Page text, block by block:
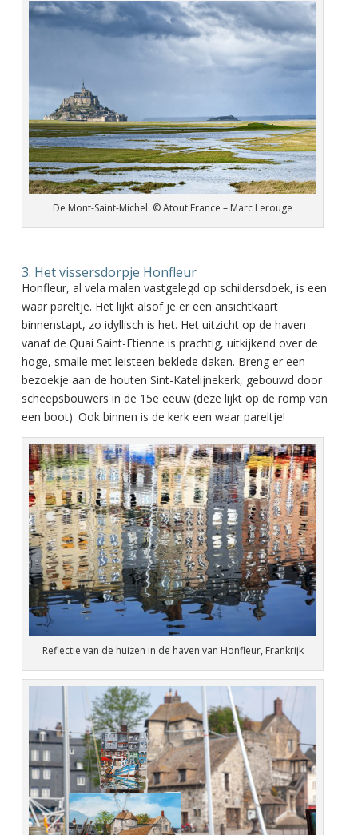
De Mont-Saint-Michel. © Atout France – Marc Lerouge
3. Het vissersdorpje Honfleur
Honfleur, al vela malen vastgelegd op schildersdoek, is een
waar pareltje. Het lijkt alsof je er een ansichtkaart
binnenstapt, zo idyllisch is het. Het uitzicht op de haven
vanaf de Quai Saint-Etienne is prachtig, uitkijkend over de
hoge, smalle met leisteen beklede daken. Breng er een
bezoekje aan de houten Sint-Katelijnekerk, gebouwd door
scheepsbouwers in de 15e eeuw (deze lijkt op de romp van
een boot). Ook binnen is de kerk een waar pareltje!
Reflectie van de huizen in de haven van Honfleur, Frankrijk